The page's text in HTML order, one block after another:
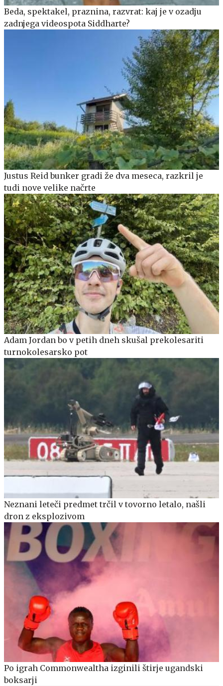
Beda, spektakel, praznina, razvrat: kaj je v ozadju
zadnjega videospota Siddharte?
Justus Reid bunker gradi že dva meseca, razkril je
tudi nove velike načrte
Adam Jordan bo v petih dneh skušal prekolesariti
turnokolesarsko pot
Neznani leteči predmet trčil v tovorno letalo, našli
dron z eksplozivom
Po igrah Commonwealtha izginili štirje ugandski
boksarji